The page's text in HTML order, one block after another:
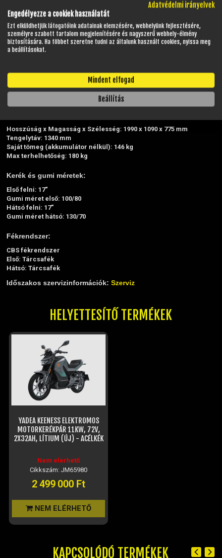
Maximális nyomaték: 300 Nm
Maximális sebesség: 100 km/h
Hatótáv: 129 km
Kategória: L3e-A1 kategória
Elektromos rendszer:
Akkumulátor súlya: 2x14 kg
Töltési idő: 5-6 óra
Hosszúság x Magasság x Szélesség: 1990 x 1090 x 775 mm
Tengelytáv: 1340 mm
Saját tömeg (akkumulátor nélkül): 146 kg
Max terhelhetőség: 180 kg
Kerék és gumi méretek:
Első felni: 17"
Gumi méret első: 100/80
Hátsó felni: 17"
Gumi méret hátsó: 130/70
Fékrendszer:
CBS fékrendszer
Első: Tárcsafék
Hátsó: Tárcsafék
Időszakos szervizinformációk: Szerviz
HELYETTESÍTŐ TERMÉKEK
YADEA KEENESS ELEKTROMOS
MOTORKERÉKPÁR 11KW, 72V,
2X32AH, LÍTIUM (ÚJ) - ACÉLKÉK
Nem elérhető
Cikkszám: JM65980
2 499 000 Ft
NEM ELÉRHETŐ
KAPCSOLÓDÓ TERMÉKEK
Adatvédelmi irányelvek
Engedélyezze a cookiek használatát
Ezt elküldhetjük látogatóink adatainak elemzésére, webhelyünk fejlesztésére,
személyre szabott tartalom megjelenítésére és nagyszerű webhely-élmény
biztosítására. Ha többet szeretne tudni az általunk használt cookies, nyissa meg
a beállításokat.
Mindent elfogad
Beállítás